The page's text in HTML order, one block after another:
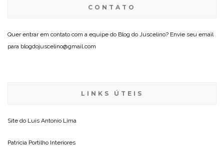
CONTATO
Quer entrar em contato com a equipe do Blog do Juscelino? Envie seu email
para blogdojuscelino@gmail.com
LINKS ÚTEIS
Site do Luis Antonio Lima
Patricia Portilho Interiores